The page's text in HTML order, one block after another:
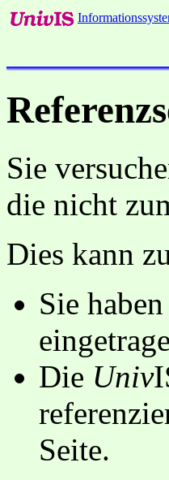
Sie
die nicht
Dies kann
Sie
Die Univ
Seite.